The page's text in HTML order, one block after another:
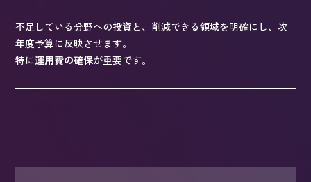
不足している分野への投資と、削減できる領域を明確にし、次
年度予算に反映させます。
特に運用費の確保が重要です。